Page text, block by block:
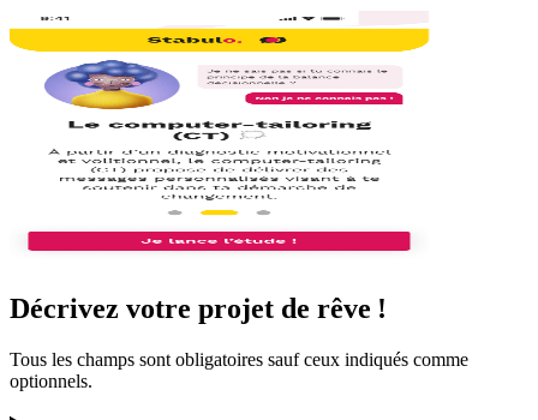
Décrivez votre projet de rêve !
Tous les champs sont obligatoires sauf ceux indiqués comme
optionnels.